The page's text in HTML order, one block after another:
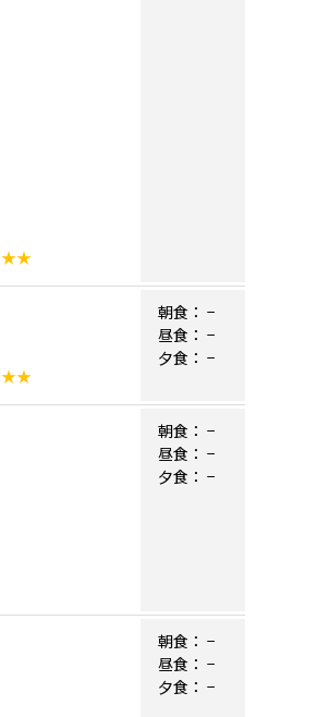
★★
★★
朝食： −
昼食： −
夕食： −
朝食： −
昼食： −
夕食： −
朝食： −
昼食： −
夕食： −